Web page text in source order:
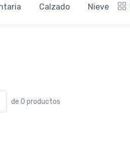
Calzado Nieve
de 0 productos